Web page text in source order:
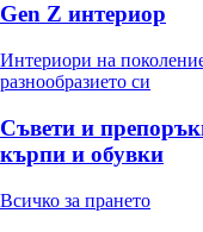
Gen Z интериор
Интериори на
разнообразието си
Съвети и
кърпи и обувки
Всичко за прането